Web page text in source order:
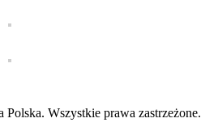
Wszystkie prawa zastrzeżone.